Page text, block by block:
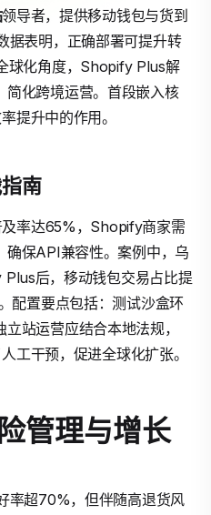
领导者，提供移动钱包与货到
据表明，正确部署可提升转
球化角度，Shopify Plus解
简化跨境运营。首段嵌入核
提升中的作用。
南
率达65%，Shopify商家需
确保API兼容性。案例中，乌
后，移动钱包交易占比提
配置要点包括：测试沙盒环
站运营应结合本地法规，
工干预，促进全球化扩张。
管理与增长
率超70%，但伴随高退货风